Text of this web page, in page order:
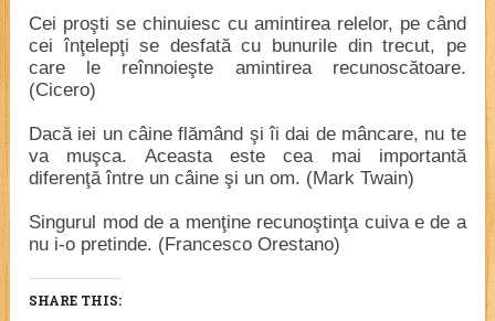
Cei proşti se chinuiesc cu amintirea relelor, pe când
cei înţelepţi se desfată cu bunurile din trecut, pe
care le reînnoieşte amintirea recunoscătoare.
(Cicero)
Dacă iei un câine flămând şi îi dai de mâncare, nu te
va muşca. Aceasta este cea mai importantă
diferenţă între un câine şi un om. (Mark Twain)
Singurul mod de a menţine recunoştinţa cuiva e de a
nu i-o pretinde. (Francesco Orestano)
SHARE THIS: